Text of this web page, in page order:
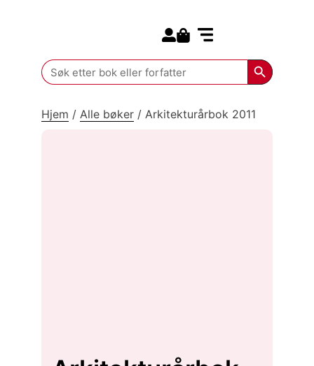
Search
for:
Search
Hjem / Alle bøker / Arkitekturårbok 2011